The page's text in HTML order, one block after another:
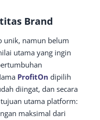
Brand
unik, namun belum
utama yang ingin
ProfitOn dipilih
diingat, dan secara
utama platform:
maksimal dari